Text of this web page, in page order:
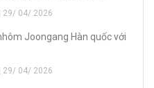
| 29/ 04/ 2026
Joongang Hàn quốc với
| 29/ 04/ 2026